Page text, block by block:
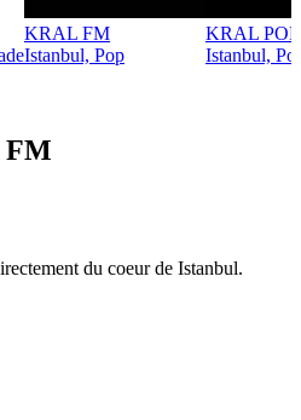
KRAL FM
Istanbul, Pop
KRAL POP
Istanbul,
FM
du coeur de Istanbul.